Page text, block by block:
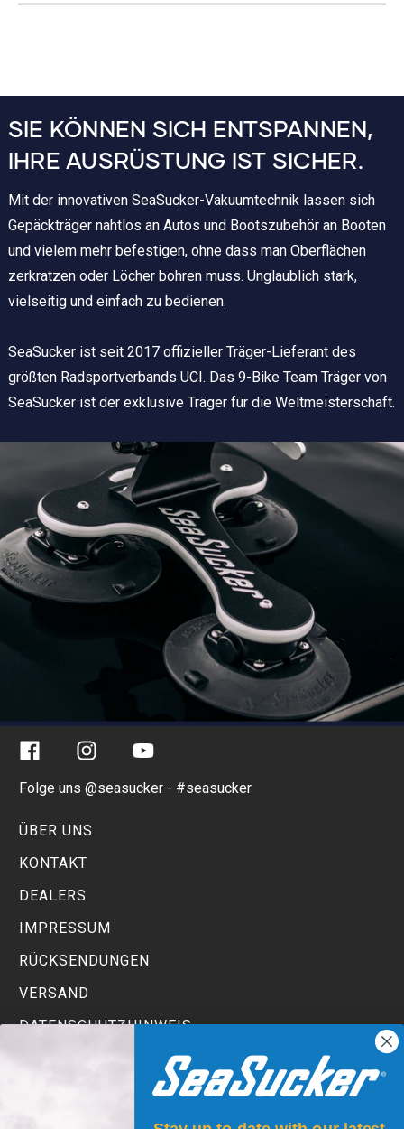
SIE KÖNNEN SICH ENTSPANNEN,
IHRE AUSRÜSTUNG IST SICHER.
Mit der innovativen SeaSucker-Vakuumtechnik lassen sich
Gepäckträger nahtlos an Autos und Bootszubehör an Booten
und vielem mehr befestigen, ohne dass man Oberflächen
zerkratzen oder Löcher bohren muss. Unglaublich stark,
vielseitig und einfach zu bedienen.
SeaSucker ist seit 2017 offizieller Träger-Lieferant des
größten Radsportverbands UCI. Das 9-Bike Team Träger von
SeaSucker ist der exklusive Träger für die Weltmeisterschaft.
Facebook Instagram YouTube
Folge uns @seasucker - #seasucker
ÜBER UNS
KONTAKT
DEALERS
IMPRESSUM
RÜCKSENDUNGEN
VERSAND
DATENSCHUTZHINWEIS
TERMS AND CONDITIONS